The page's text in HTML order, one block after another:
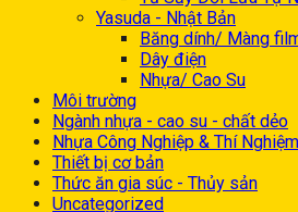
Yasuda - Nhật Bản
Băng dính/ Màng
Dây điện
Nhựa/ Cao Su
Môi trường
Ngành nhựa - cao su - chất dẻo
Nhựa Công Nghiệp & Thí Nghiệm
Thiết bị cơ bản
Thức ăn gia súc - Thủy sản
Uncategorized